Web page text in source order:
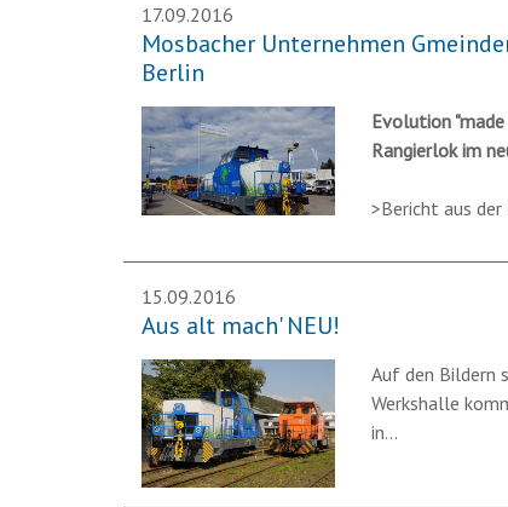
17.09.2016
Mosbacher Unternehmen
Berlin
Evolution
Rangierlok im
>Bericht aus
15.09.2016
Aus alt mach' NEU!
Auf den Bildern
Werkshalle
in…